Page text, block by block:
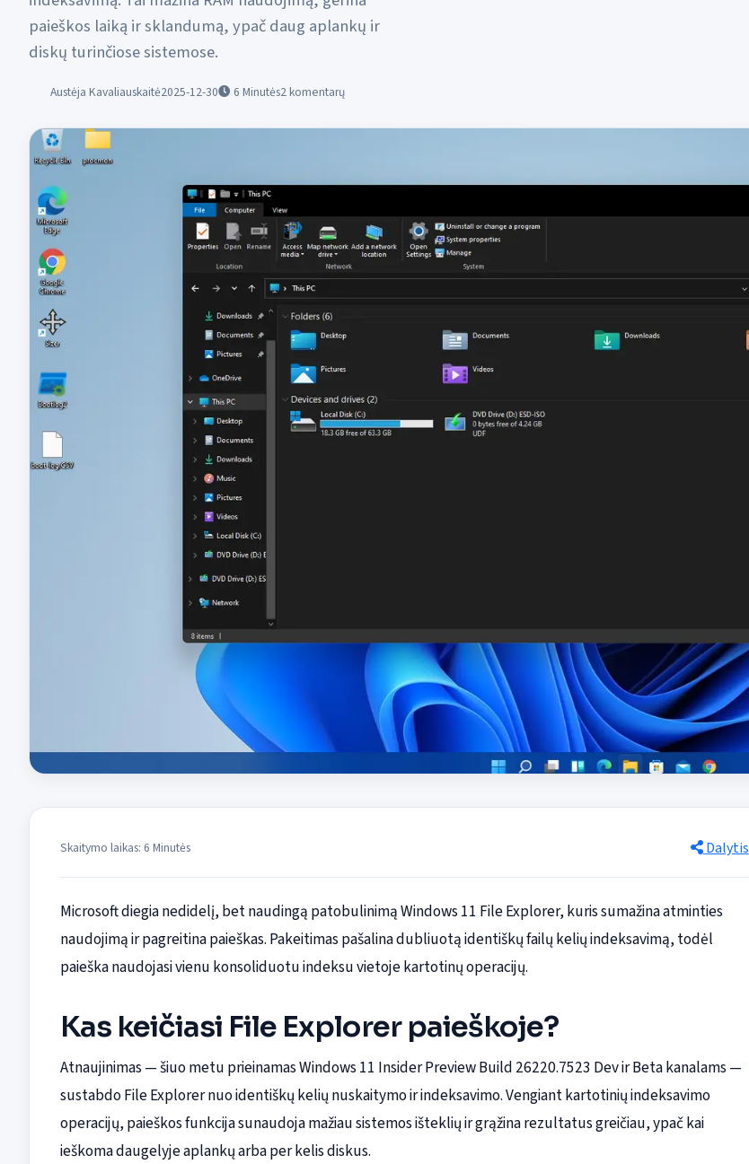
paieškos laiką ir sklandumą, ypač daug aplankų ir
diskų turinčiose sistemose.
Austėja Kavaliauskaitė2025-12-30 6 Minutės2 komentarų
Skaitymo laikas: 6 Minutės Dalytis
Microsoft diegia nedidelį, bet naudingą patobulinimą Windows 11 File Explorer, kuris sumažina atminties
naudojimą ir pagreitina paieškas. Pakeitimas pašalina dubliuotą identiškų failų kelių indeksavimą, todėl
paieška naudojasi vienu konsoliduotu indeksu vietoje kartotinų operacijų.
Kas keičiasi File Explorer paieškoje?
Atnaujinimas — šiuo metu prieinamas Windows 11 Insider Preview Build 26220.7523 Dev ir Beta kanalams —
sustabdo File Explorer nuo identiškų kelių nuskaitymo ir indeksavimo. Vengiant kartotinių indeksavimo
operacijų, paieškos funkcija sunaudoja mažiau sistemos išteklių ir grąžina rezultatus greičiau, ypač kai
ieškoma daugelyje aplankų arba per kelis diskus.